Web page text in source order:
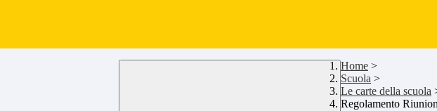
Home >
Scuola >
Le carte della scuola
Regolamento